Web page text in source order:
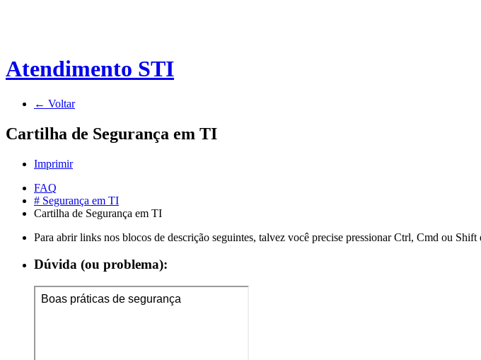
Atendimento STI
← Voltar
Cartilha de Segurança em TI
Imprimir
FAQ
# Segurança em TI
Cartilha de Segurança em TI
Para abrir links nos blocos de descrição seguintes, talvez você precise pressionar Ctrl, Cmd ou
Dúvida (ou problema):